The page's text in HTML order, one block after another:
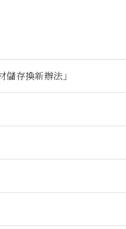
存換新辦法」